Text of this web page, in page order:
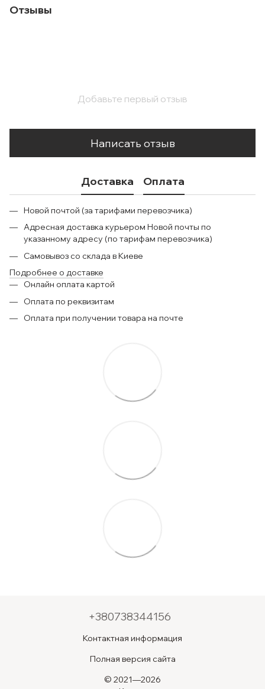
Отзывы
Добавьте первый отзыв
Написать отзыв
Доставка Оплата
Новой почтой (за тарифами перевозчика)
Адресная доставка курьером Новой почты по
указанному адресу (по тарифам перевозчика)
Самовывоз со склада в Киеве
Подробнее о доставке
Онлайн оплата картой
Оплата по реквизитам
Оплата при получении товара на почте
+380738344156
Контактная информация
Полная версия сайта
© 2021—2026